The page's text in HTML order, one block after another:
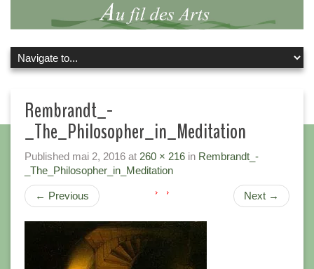
Rembrandt_-
_The_Philosopher_in_Meditation
Published mai 2, 2016 at 260 × 216 in Rembrandt_-
_The_Philosopher_in_Meditation
← Previous Next →